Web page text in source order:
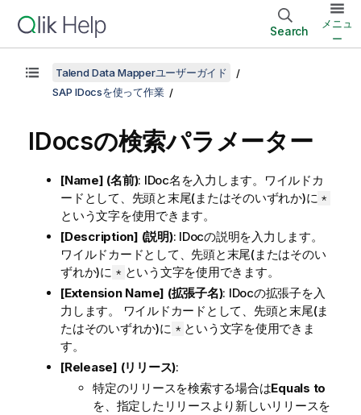
Search
メニュ
ー
Talend Data Mapperユーザーガイド
SAP IDocsを使って作業
IDocsの検索パラメーター
[Name] (名前): IDoc名を入力します。
ワイルドカ
ードとして、先頭と末尾(またはそのいずれか)に *
という文字を使用できます。
[Description] (説明): IDocの説明を入力します。
ワイルドカードとして、先頭と末尾(またはそのい
ずれか)に * という文字を使用できます。
[Extension Name] (拡張子名): IDocの拡張子を入
力します。
ワイルドカードとして、先頭と末尾(ま
たはそのいずれか)に * という文字を使用できま
す。
[Release] (リリース):
特定のリリースを検索する場合はEquals to
を、指定したリリースより新しいリリースを